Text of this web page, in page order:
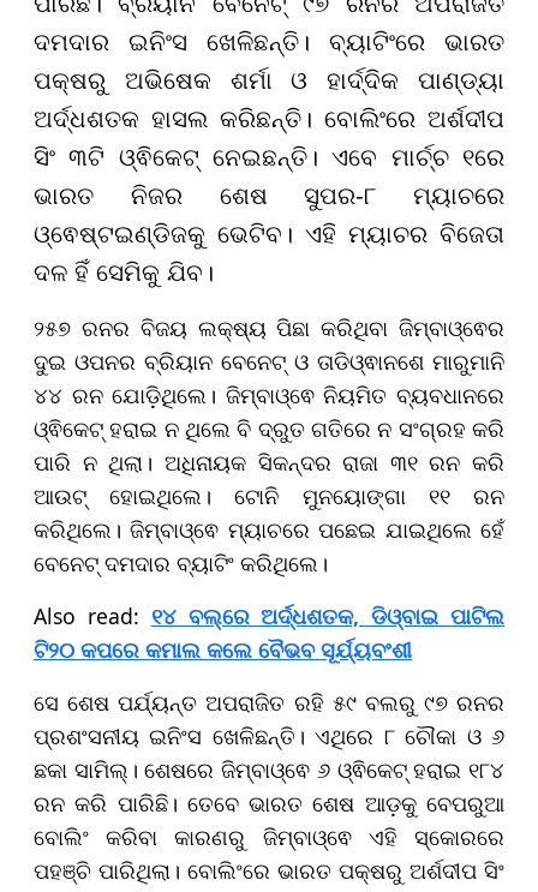
ଦମଦାର ଇନିଂସ ଖେଳିଛନ୍ତି। ବ୍ୟାଟିଂରେ ଭାରତ
ପକ୍ଷରୁ ଅଭିଷେକ ଶର୍ମା ଓ ହାର୍ଦ୍ଦିକ ପାଣ୍ଡ୍ୟା
ଅର୍ଦ୍ଧଶତକ ହାସଲ କରିଛନ୍ତି। ବୋଲିଂରେ ଅର୍ଶଦୀପ
ସିଂ ୩ଟି ଓ୍ଵିକେଟ୍ ନେଇଛନ୍ତି। ଏବେ ମାର୍ଚ୍ଚ ୧ରେ
ଭାରତ ନିଜର ଶେଷ ସୁପର-୮ ମ୍ୟାଚରେ
ଓ୍ଵେଷ୍ଟଇଣ୍ଡିଜକୁ ଭେଟିବ। ଏହି ମ୍ୟାଚର ବିଜେତା
ଦଳ ହିଁ ସେମିକୁ ଯିବ।
୨୫୭ ରନର ବିଜୟ ଲକ୍ଷ୍ୟ ପିଛା କରିଥିବା ଜିମ୍ବାଓ୍ଵେର
ଦୁଇ ଓପନର ବ୍ରିୟାନ ବେନେଟ୍ ଓ ତାଡିଓ୍ଵାନଶେ ମାରୁମାନି
୪୪ ରନ ଯୋଡ଼ିଥିଲେ। ଜିମ୍ବାଓ୍ଵେ ନିୟମିତ ବ୍ୟବଧାନରେ
ଓ୍ଵିକେଟ୍ ହରାଇ ନ ଥିଲେ ବି ଦ୍ରୁତ ଗତିରେ ନ ସଂଗ୍ରହ କରି
ପାରି ନ ଥିଲା। ଅଧିନାୟକ ସିକନ୍ଦର ରାଜା ୩୧ ରନ କରି
ଆଉଟ୍ ହୋଇଥିଲେ। ଟୋନି ମୁନୟୋଙ୍ଗା ୧୧ ରନ
କରିଥିଲେ। ଜିମ୍ବାଓ୍ଵେ ମ୍ୟାଚରେ ପଛେଇ ଯାଇଥିଲେ ହେଁ
ବେନେଟ୍ ଦମଦାର ବ୍ୟାଟିଂ କରିଥିଲେ।
Also read: ୧୪ ବଲ୍‌ରେ ଅର୍ଦ୍ଧଶତକ, ଡିଓ୍ବାଇ ପାଟିଲ
ଟି୨୦ କପରେ କମାଲ କଲେ ବୈଭବ ସୂର୍ଯ୍ୟବଂଶୀ
ସେ ଶେଷ ପର୍ଯ୍ୟନ୍ତ ଅପରାଜିତ ରହି ୫୯ ବଲରୁ ୯୭ ରନର
ପ୍ରଶଂସନୀୟ ଇନିଂସ ଖେଳିଛନ୍ତି। ଏଥିରେ ୮ ଚୌକା ଓ ୬
ଛକା ସାମିଲ୍। ଶେଷରେ ଜିମ୍ବାଓ୍ଵେ ୬ ଓ୍ଵିକେଟ୍ ହରାଇ ୧୮୪
ରନ କରି ପାରିଛି। ତେବେ ଭାରତ ଶେଷ ଆଡ଼କୁ ବେପରୁଆ
ବୋଲିଂ କରିବା କାରଣରୁ ଜିମ୍ବାଓ୍ଵେ ଏହି ସ୍କୋରରେ
ପହଞ୍ଚି ପାରିଥିଲା। ବୋଲିଂରେ ଭାରତ ପକ୍ଷରୁ ଅର୍ଶଦୀପ ସିଂ